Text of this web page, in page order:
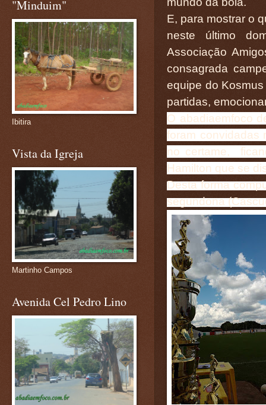
E, para mostrar o
neste último
Associação
consagrada
equipe do
partidas,
O abadiaemfoco
foram convidadas
no certame,
Hamilton que se
Desta forma
segundona
"Minduim"
Ibitira
Vista da Igreja
Martinho Campos
Avenida Cel Pedro Lino